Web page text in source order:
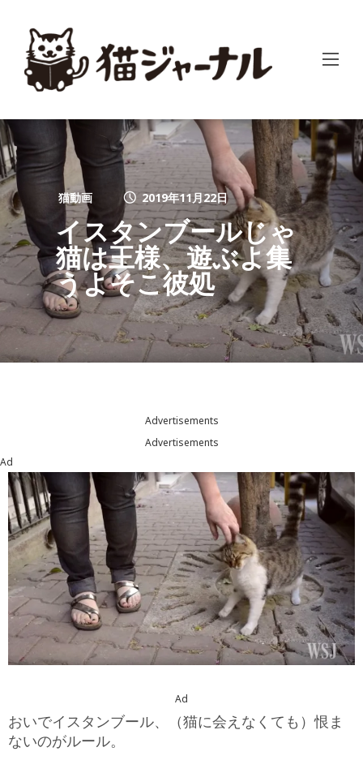
猫動画 2019年11月22日
イスタンブールじゃ
猫は王様、遊ぶよ集
うよそこ彼処
Advertisements
Advertisements
Ad
Ad
おいでイスタンブール、（猫に会えなくても）恨ま
ないのがルール。